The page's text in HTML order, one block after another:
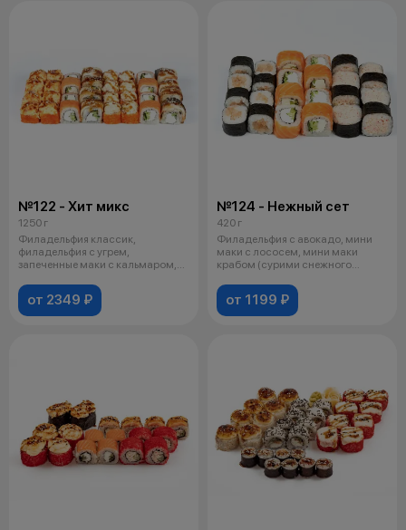
№122 - Хит микс
1250 г
Филадельфия классик,
филадельфия с угрем,
запеченные маки с кальмаром,
от 2349 ₽
№124 - Нежный сет
420 г
Филадельфия с авокадо, мини
маки с лососем, мини маки
крабом (сурими снежного
от 1199 ₽